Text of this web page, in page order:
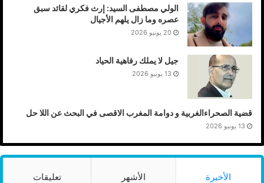
الولي مصطفى السيد: إرث فكري لقائد سبق
عصره وما زال يلهم الأجيال
20 يونيو 2026
جيل لا يملك رفاهية الحياد
13 يونيو 2026
قضية الصحراءالغربية و دوامة المغرب الاقصى في البحث عن اللا حل
13 يونيو 2026
الأخيرة الأشهر تعليقات